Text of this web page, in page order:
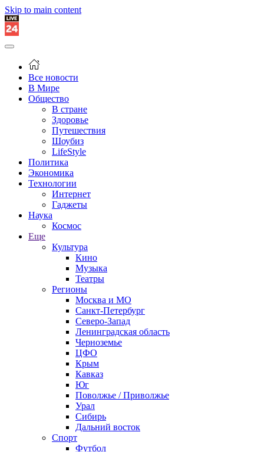
Skip to main content
Все новости
В Мире
Общество
В стране
Здоровье
Путешествия
Шоубиз
LifeStyle
Политика
Экономика
Технологии
Интернет
Гаджеты
Наука
Космос
Еще
Культура
Кино
Музыка
Театры
Регионы
Москва и МО
Санкт-Петербург
Северо-Запад
Ленинградская область
Черноземье
ЦФО
Крым
Кавказ
Юг
Поволжье / Приволжье
Урал
Сибирь
Дальний восток
Спорт
Футбол